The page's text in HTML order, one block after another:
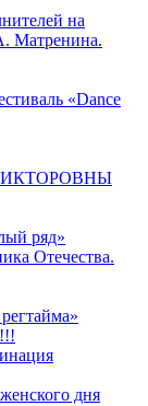
на
Матренина.
«Dance
ряд»
Отечества.
дня